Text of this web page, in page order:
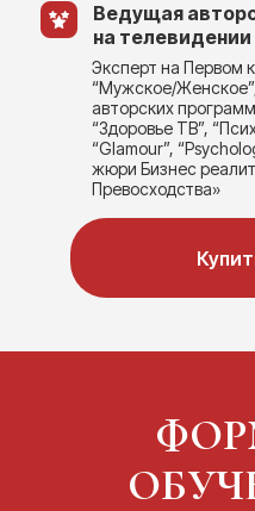
Эксперт на Первом
“Мужское/
авторских
“Здоровье ТВ”,
“Glamour”,
жюри Бизнес
Превосходства»
Ведущая
на телевидении